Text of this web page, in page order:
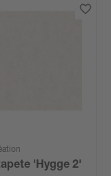
'Hygge 2'